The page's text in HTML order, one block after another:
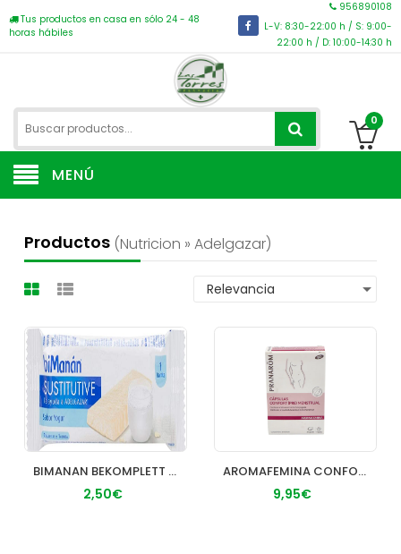
Tus productos en casa en sólo 24 - 48
horas hábiles
956890108
L-V: 8:30-22:00 h / S: 9:00-
22:00 h / D: 10:00-14:30 h
0
MENÚ
Productos (nutricion » Adelgazar)
BIMANAN BEKOMPLETT SNACK 1 BARRITA SABOR YOGUR
2,50€
AROMAFEMINA CONFORT PREMENSTRUAL BIO 30 CAPSULAS
9,95€